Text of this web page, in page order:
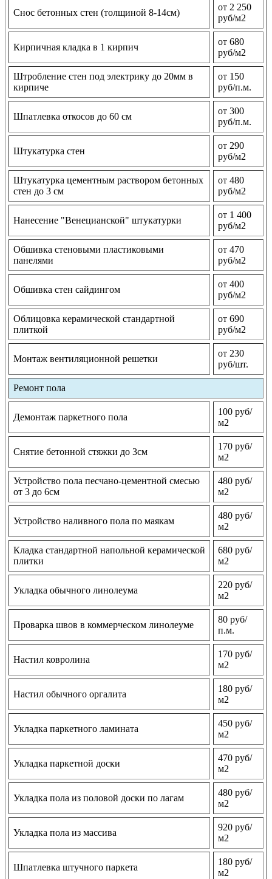
Снос бетонных стен (толщиной 8-14см)
от 2 250
руб/м2
Кирпичная кладка в 1 кирпич
от 680
руб/м2
Штробление стен под электрику до 20мм в
кирпиче
от 150
руб/п.м.
Шпатлевка откосов до 60 см
от 300
руб/п.м.
Штукатурка стен
от 290
руб/м2
Штукатурка цементным раствором бетонных
стен до 3 см
от 480
руб/м2
Нанесение "Венецианской" штукатурки
от 1 400
руб/м2
Обшивка стеновыми пластиковыми
панелями
от 470
руб/м2
Обшивка стен сайдингом
от 400
руб/м2
Облицовка керамической стандартной
плиткой
от 690
руб/м2
Монтаж вентиляционной решетки
от 230
руб/шт.
Ремонт пола
Демонтаж паркетного пола
100 руб/
м2
Снятие бетонной стяжки до 3см
170 руб/
м2
Устройство пола песчано-цементной смесью
от 3 до 6см
480 руб/
м2
Устройство наливного пола по маякам
480 руб/
м2
Кладка стандартной напольной керамической
плитки
680 руб/
м2
Укладка обычного линолеума
220 руб/
м2
Проварка швов в коммерческом линолеуме
80 руб/
п.м.
Настил ковролина
170 руб/
м2
Настил обычного оргалита
180 руб/
м2
Укладка паркетного ламината
450 руб/
м2
Укладка паркетной доски
470 руб/
м2
Укладка пола из половой доски по лагам
480 руб/
м2
Укладка пола из массива
920 руб/
м2
Шпатлевка штучного паркета
180 руб/
м2